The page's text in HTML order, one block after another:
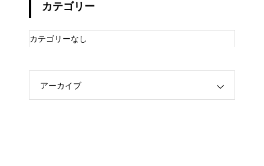
カテゴリー
カテゴリーなし
アーカイブ